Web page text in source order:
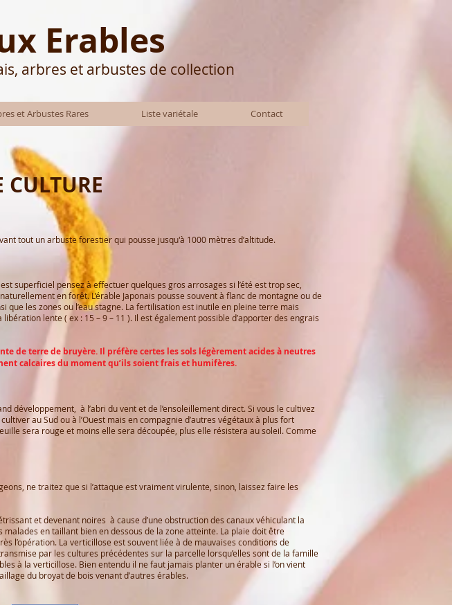
Erables
arbres et arbustes de collection
et Arbustes Rares Liste variétale Contact
CULTURE
tout un arbuste forestier qui pousse jusqu'à 1000 mètres d’altitude.
superficiel pensez à effectuer quelques gros arrosages si l’été est trop sec,
en forêt. L’érable Japonais pousse souvent à flanc de montagne ou de
que les zones ou l’eau stagne. La fertilisation est inutile en pleine terre mais
lente ( ex : 15 – 9 – 11 ). Il est également possible d’apporter des engrais
de terre de bruyère. Il préfère certes les sols légèrement acides à neutres
calcaires du moment qu’ils soient frais et humifères.
développement, à l’abri du vent et de l’ensoleillement direct. Si vous le cultivez
au Sud ou à l’Ouest mais en compagnie d’autres végétaux à plus fort
sera rouge et moins elle sera découpée, plus elle résistera au soleil. Comme
ne traitez que si l’attaque est vraiment virulente, sinon, laissez faire les
et devenant noires à cause d’une obstruction des canaux véhiculant la
en taillant bien en dessous de la zone atteinte. La plaie doit être
l’opération. La verticillose est souvent liée à de mauvaises conditions de
par les cultures précédentes sur la parcelle lorsqu’elles sont de la famille
à la verticillose. Bien entendu il ne faut jamais planter un érable si l’on vient
du broyat de bois venant d’autres érables.